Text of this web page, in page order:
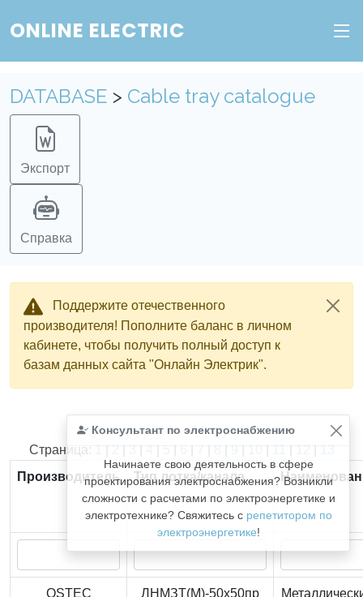
ONLINE ELECTRIC
DATABASE > Cable tray catalogue
Экспорт
Справка
Поддержите отечественного
производителя! Пополните баланс в личном
кабинете, чтобы получить полный доступ к
базам данных сайта "Онлайн Электрик".
Консультант по электроснабжению
Начинаете свою деятельность в сфере
проектирования электроснабжения? Возникли
сложности с расчетами по электроэнергетике и
электротехнике? Свяжитесь с репетитором по
электроэнергетике!
Найдено366из366записей.
Страница: 1 | 2 | 3 | 4 | 5 | 6 | 7 | 8 | 9 | 10 | 11 | 12 | 13
Производитель
Тип лотка/канала
OSTEC ЛНМЗТ(М)-50x50пр